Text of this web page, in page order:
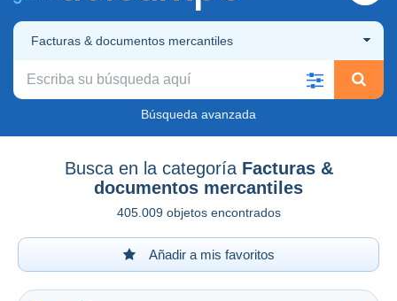
Facturas & documentos mercantiles
Búsqueda avanzada
Busca en la categoría Facturas &
documentos mercantiles
405.009 objetos encontrados
Añadir a mis favoritos